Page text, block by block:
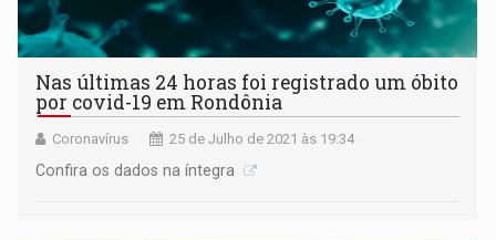
Nas últimas 24 horas foi registrado um óbito
por covid-19 em Rondônia
Coronavírus 25 de Julho de 2021 às 19:34
Confira os dados na íntegra